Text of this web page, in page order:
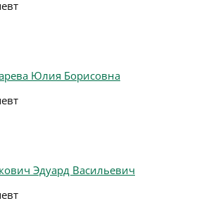
Юлия Борисовна
Эдуард Васильевич